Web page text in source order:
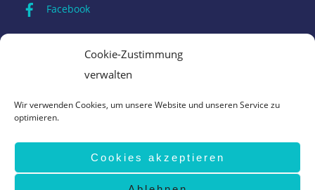
Cookie-Zustimmung
verwalten
Wir verwenden Cookies, um unsere Website und unseren Service zu
optimieren.
Cookies akzeptieren
Facebook
Vertrag widerrufen